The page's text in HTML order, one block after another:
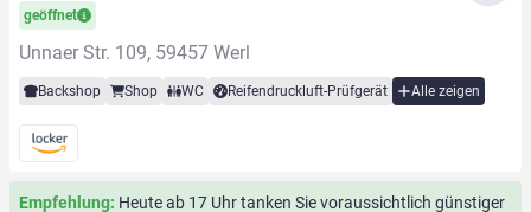
geöffnet
Unnaer Str. 109, 59457 Werl
Backshop Shop WC Reifendruckluft-Prüfgerät Alle zeigen
Empfehlung: Heute ab 17 Uhr tanken Sie voraussichtlich günstiger